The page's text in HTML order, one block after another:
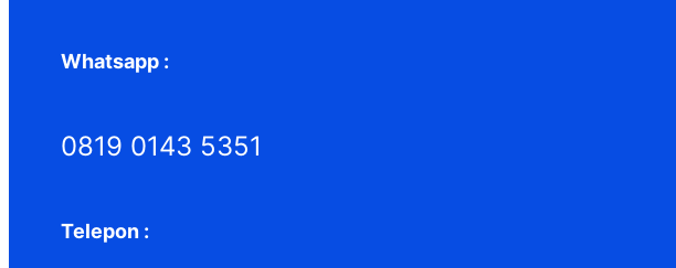
Whatsapp :
0819 0143 5351
Telepon :